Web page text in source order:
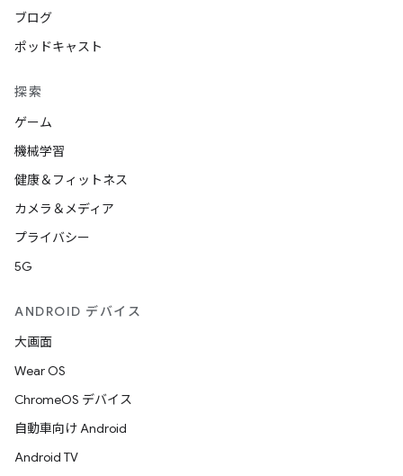
ブログ
ポッドキャスト
探索
ゲーム
機械学習
健康＆フィットネス
カメラ＆メディア
プライバシー
5G
ANDROID デバイス
大画面
Wear OS
ChromeOS デバイス
自動車向け Android
Android TV